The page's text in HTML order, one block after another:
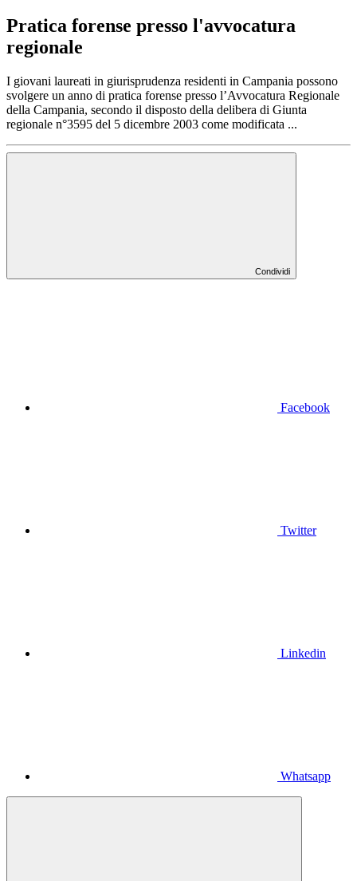
Pratica forense presso l'avvocatura
regionale
I giovani laureati in giurisprudenza residenti in Campania possono
svolgere un anno di pratica forense presso l’Avvocatura Regionale
della Campania, secondo il disposto della delibera di Giunta
regionale n°3595 del 5 dicembre 2003 come modificata ...
Condividi
Facebook
Twitter
Linkedin
Whatsapp